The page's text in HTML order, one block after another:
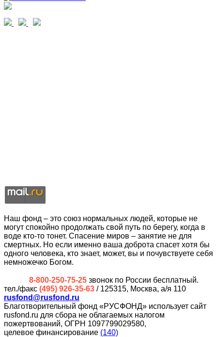
Наш фонд – это союз нормальных людей, которые не
могут спокойно продолжать свой путь по берегу, когда в
воде кто-то тонет. Спасение миров – занятие не для
смертных. Но если именно ваша доброта спасет хотя бы
одного человека, кто знает, может, вы и почувствуете себя
немножечко Богом.
8-800-250-75-25 звонок по России бесплатный.
тел./факс (495) 926-35-63 / 125315, Москва, а/я 110
rusfond@rusfond.ru
Благотворительный фонд «РУСФОНД» использует сайт
rusfond.ru для сбора не облагаемых налогом
пожертвований, ОГРН 1097799029580,
целевое финансирование (140)